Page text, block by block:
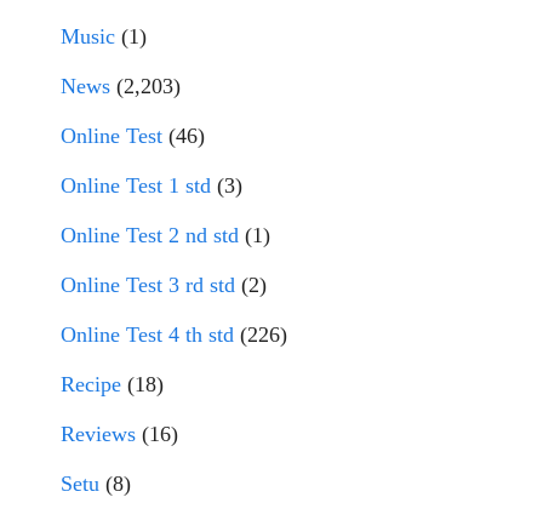
Music (1)
News (2,203)
Online Test (46)
Online Test 1 std (3)
Online Test 2 nd std (1)
Online Test 3 rd std (2)
Online Test 4 th std (226)
Recipe (18)
Reviews (16)
Setu (8)